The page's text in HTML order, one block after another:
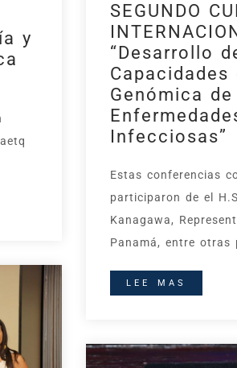
y
SEGUNDO
“Desarrollo
Genómica de
Infecciosas”
Estas conferencias
participaron de el
Kanagawa,
Panamá, entre otras
LEE MAS